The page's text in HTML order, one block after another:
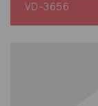
VD-3656